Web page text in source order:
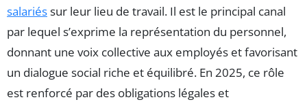
salariéssur leur lieu de travail. Il est le principal canal
par lequel s’exprime la représentation du personnel,
donnant une voix collective aux employés et favorisant
un dialogue social riche et équilibré. En 2025, ce rôle
est renforcé par des obligations légales et